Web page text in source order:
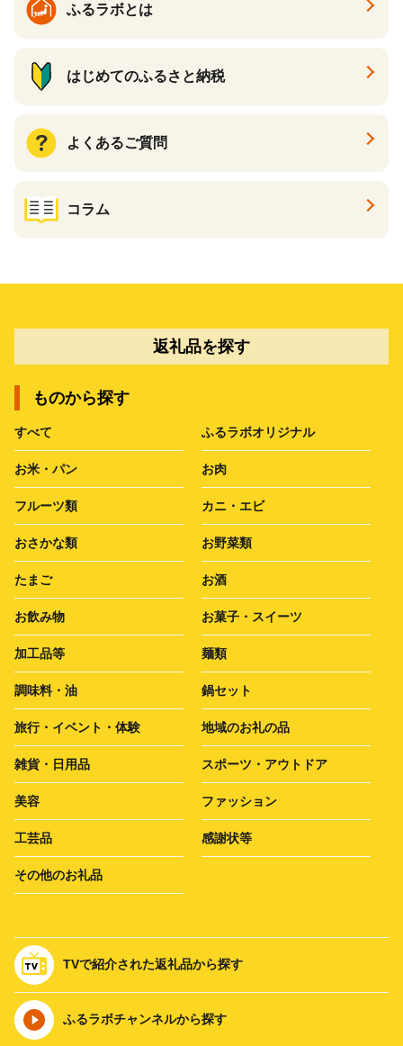
ふるラボとは
はじめてのふるさと納税
よくあるご質問
コラム
返礼品を探す
ものから探す
すべて ふるラボオリジナル
お米・パン お肉
フルーツ類 カニ・エビ
おさかな類 お野菜類
たまご お酒
お飲み物 お菓子・スイーツ
加工品等 麺類
調味料・油 鍋セット
旅行・イベント・体験 地域のお礼の品
雑貨・日用品 スポーツ・アウトドア
美容 ファッション
工芸品 感謝状等
その他のお礼品
TVで紹介された返礼品から探す
ふるラボチャンネルから探す